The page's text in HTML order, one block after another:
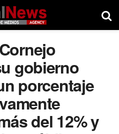
gobierno
porcentaje
del 12% y